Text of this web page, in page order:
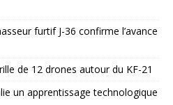
furtif J-36 confirme l’avance
de 12 drones autour du KF-21
un apprentissage technologique